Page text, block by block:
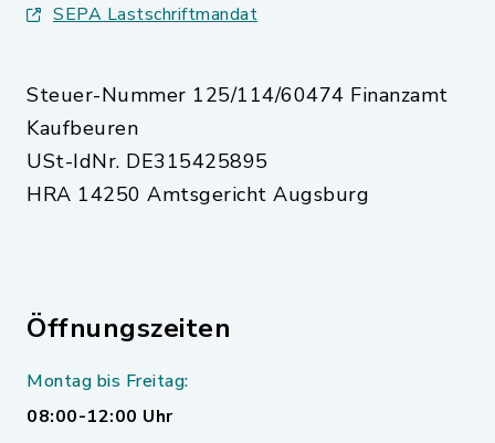
SEPA Lastschriftmandat
Steuer-Nummer 125/114/60474 Finanzamt
Kaufbeuren
USt-IdNr. DE315425895
HRA 14250 Amtsgericht Augsburg
Öffnungszeiten
Montag bis Freitag:
08:00-12:00 Uhr